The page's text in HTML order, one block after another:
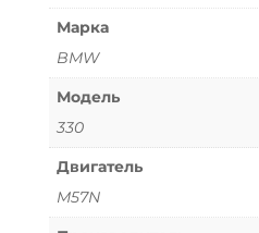
Марка
BMW
Модель
330
Двигатель
M57N